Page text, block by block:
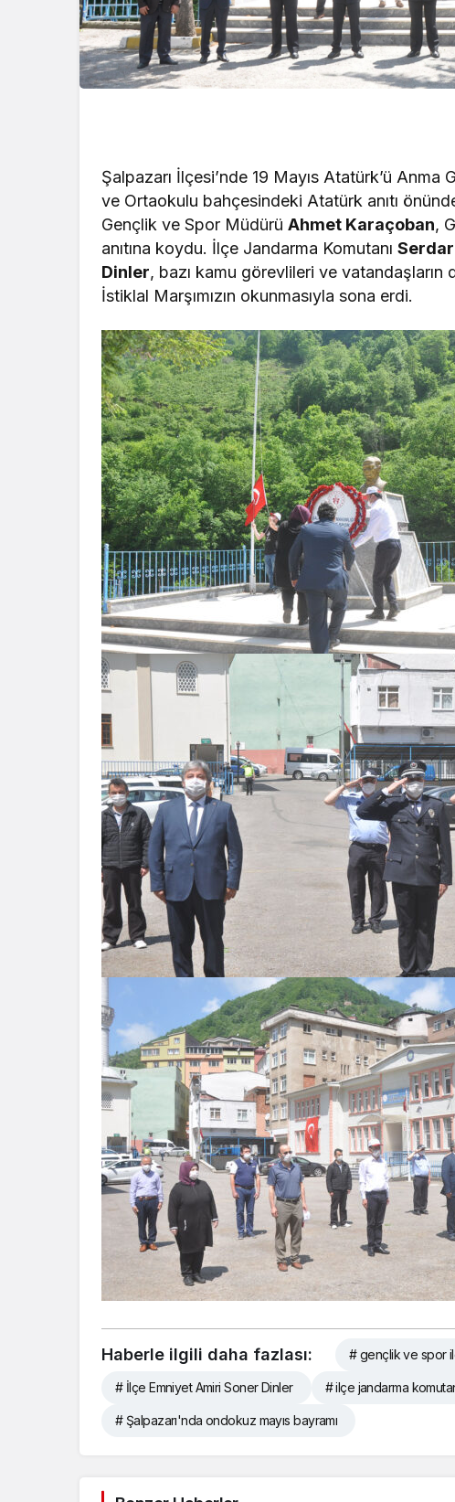
Şalpazarı İlçesi’nde 19 Mayıs Atatürk’ü
ve Ortaokulu bahçesindeki Atatürk anıtı
Gençlik ve Spor MüdürüAhmet Karaçoban,
anıtına koydu. İlçe Jandarma Komutanı
Dinler, bazı kamu görevlileri ve vatandaşların
İstiklal Marşımızın okunmasıyla sona erdi.
Haberle ilgili daha fazlası: # gençlik ve spor
# İlçe Emniyet Amiri Soner Dinler # ilçe jandarma
# Şalpazarı'nda ondokuz mayıs bayramı